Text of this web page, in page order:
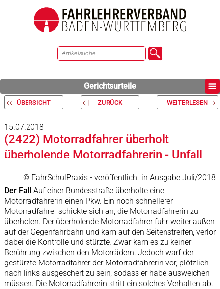
Gerichtsurteile
ÜBERSICHT ZURÜCK WEITERLESEN
15.07.2018
(2422) Motorradfahrer überholt
überholende Motorradfahrerin - Unfall
© FahrSchulPraxis - veröffentlicht in Ausgabe Juli/2018
Der Fall Auf einer Bundesstraße überholte eine
Motorradfahrerin einen Pkw. Ein noch schnellerer
Motorradfahrer schickte sich an, die Motorradfahrerin zu
überholen. Der überholende Motorradfahrer fuhr weiter außen
auf der Gegenfahrbahn und kam auf den Seitenstreifen, verlor
dabei die Kontrolle und stürzte. Zwar kam es zu keiner
Berührung zwischen den Motorrädern. Jedoch warf der
gestürzte Motorradfahrer der Motorradfahrerin vor, plötzlich
nach links ausgeschert zu sein, sodass er habe ausweichen
müssen. Die Motorradfahrerin stritt ein solches Verhalten ab.